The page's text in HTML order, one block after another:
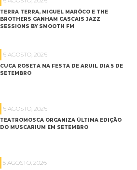
TERRA TERRA, MIGUEL MARÔCO E THE
BROTHERS GANHAM CASCAIS JAZZ
SESSIONS BY SMOOTH FM
6 AGOSTO, 2026
CUCA ROSETA NA FESTA DE ARUIL DIA 5 DE
SETEMBRO
6 AGOSTO, 2026
TEATROMOSCA ORGANIZA ÚLTIMA EDIÇÃO
DO MUSCARIUM EM SETEMBRO
5 AGOSTO, 2026